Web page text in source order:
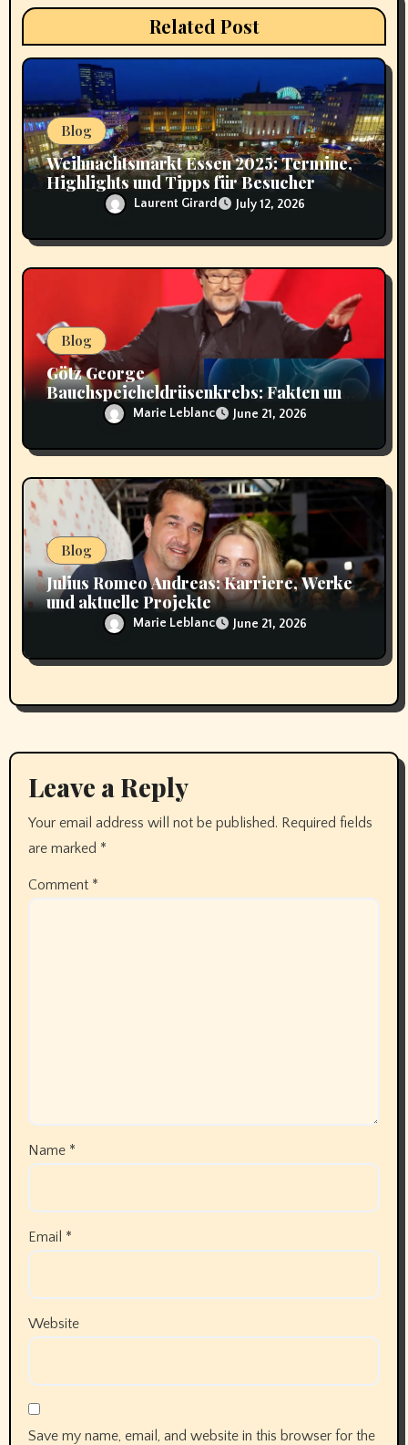
o
n
Related Post
Blog
Weihnachtsmarkt Essen 2025: Termine,
Highlights und Tipps für Besucher
Laurent Girard July 12, 2026
Blog
Götz George
Bauchspeicheldrüsenkrebs: Fakten und
HintergründeMarie Leblanc June 21, 2026
Blog
Julius Romeo Andreas: Karriere, Werke
und aktuelle Projekte
Marie Leblanc June 21, 2026
Leave a Reply
Your email address will not be published. Required fields
are marked *
Comment *
Name *
Email *
Website
Save my name, email, and website in this browser for the